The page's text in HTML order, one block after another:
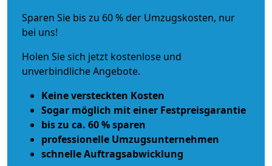
Sparen Sie bis zu 60 % der Umzugskosten, nur
bei uns!
Holen Sie sich jetzt kostenlose und
unverbindliche Angebote.
Keine versteckten Kosten
Sogar möglich mit einer Festpreisgarantie
bis zu ca. 60 % sparen
professionelle Umzugsunternehmen
schnelle Auftragsabwicklung